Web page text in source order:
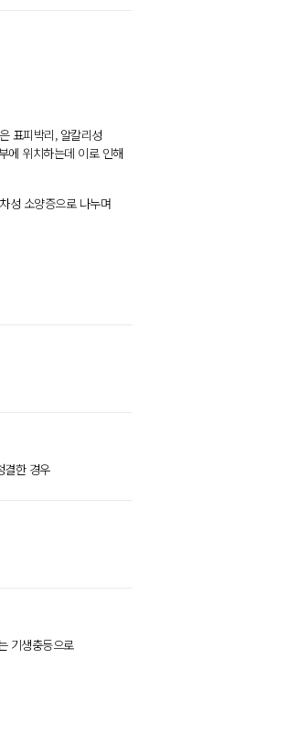
표피박리, 알칼리성
에 위치하는데 이로 인해
성 소양증으로 나누며
결한 경우
기생충등으로